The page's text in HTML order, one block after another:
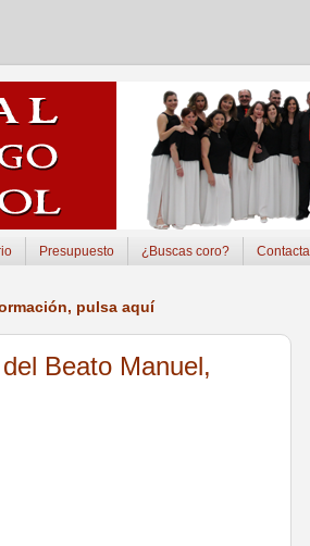
Presupuesto ¿Buscas coro? Contacta
pulsa aquí
Beato Manuel,